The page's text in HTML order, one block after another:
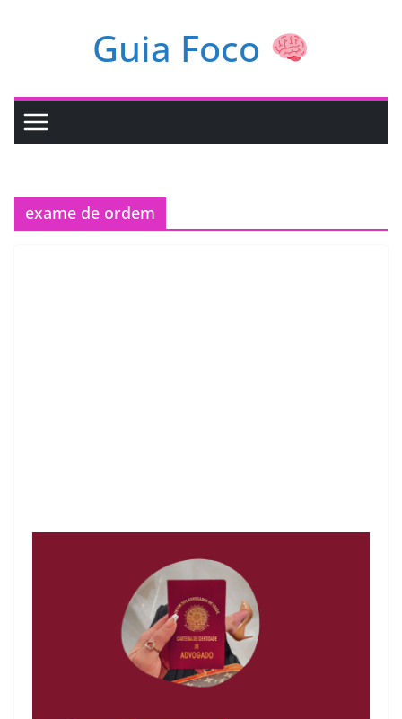
Guia Foco
exame de ordem